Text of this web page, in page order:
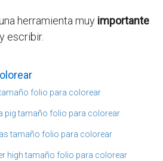
herramienta muy importante
escribir.
folio para colorear
pig tamaño folio para colorear
tamaño folio para colorear
high tamaño folio para colorear